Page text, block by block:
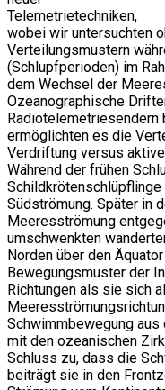
Telemetrietechniken,
wobei wir untersuchten
Verteilungsmustern
(Schlupfperioden) im
dem Wechsel der
Ozeanographische
ermöglichten es die
Verdriftung versus
Während der frühen
Südströmung. Später in
Meeresströmung
umschwenkten
Norden über den
Bewegungsmuster der
Richtungen als sie sich
Schwimmbewegung
mit den ozeanischen
Schluss zu, dass die
beiträgt sie in den